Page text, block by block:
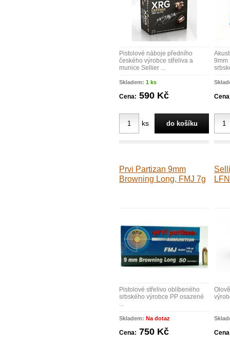
Pistolové náboje předního
českého výrobce střeliva a
munice Sellier ...
Skladem: 1 ks
Cena: 590 Kč
ks
9mm
Prvi Partizan 9mm
Browning Long, FMJ 7g
Pistolové střelivo oblíbeného
srbského výrobce PP osazené
...
Skladem: Na dotaz
Cena: 750 Kč